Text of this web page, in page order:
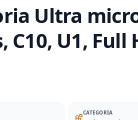
Ultra
U1, Full
CATEGORIA